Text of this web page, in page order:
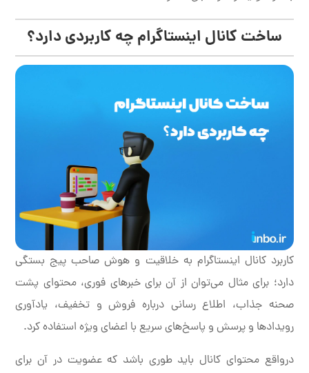
ساخت کانال اینستاگرام چه کاربردی دارد؟
کاربرد کانال اینستاگرام به خلاقیت و هوش صاحب پیج بستگی
دارد؛ برای مثال می‌توان از آن برای خبرهای فوری، محتوای پشت
صحنه جذاب، اطلاع رسانی درباره فروش و تخفیف، یادآوری
رویدادها و پرسش و پاسخ‌های سریع با اعضای ویژه استفاده کرد.
درواقع محتوای کانال باید طوری باشد که عضویت در آن برای